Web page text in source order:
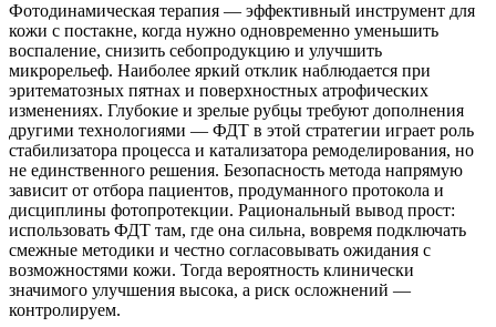
Фотодинамическая терапия — эффективный инструмент для
кожи с постакне, когда нужно одновременно уменьшить
воспаление, снизить себопродукцию и улучшить
микрорельеф. Наиболее яркий отклик наблюдается при
эритематозных пятнах и поверхностных атрофических
изменениях. Глубокие и зрелые рубцы требуют дополнения
другими технологиями — ФДТ в этой стратегии играет роль
стабилизатора процесса и катализатора ремоделирования, но
не единственного решения. Безопасность метода напрямую
зависит от отбора пациентов, продуманного протокола и
дисциплины фотопротекции. Рациональный вывод прост:
использовать ФДТ там, где она сильна, вовремя подключать
смежные методики и честно согласовывать ожидания с
возможностями кожи. Тогда вероятность клинически
значимого улучшения высока, а риск осложнений —
контролируем.